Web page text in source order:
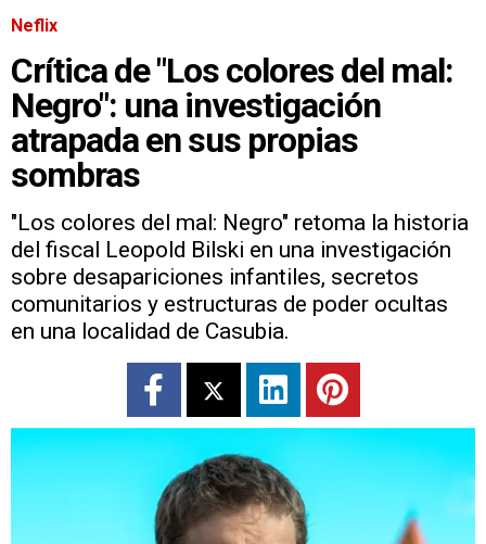
Neflix
Crítica de "Los colores del mal:
Negro": una investigación
atrapada en sus propias
sombras
"Los colores del mal: Negro" retoma la historia
del fiscal Leopold Bilski en una investigación
sobre desapariciones infantiles, secretos
comunitarios y estructuras de poder ocultas
en una localidad de Casubia.